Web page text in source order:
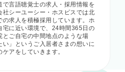
で言語聴覚士の求人・採用情報を
社シーユーシー・ホスピスでは北
求人を積極採用しています。ホ
宅に近い環境で、24時間365日の
とご自宅の中間地点のような場
い」というご入居者さまの想いに
アをしていきます。